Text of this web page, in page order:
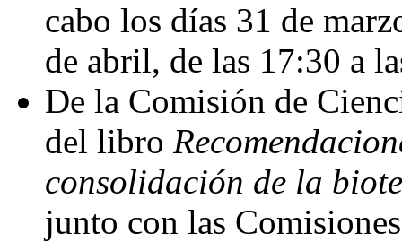
cabo los días 31 de
de abril, de las 17:30 a
De la Comisión de
del libro
consolidación de la
junto con las